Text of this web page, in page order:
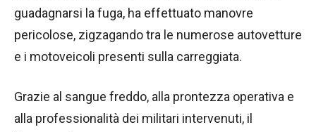
guadagnarsi la fuga, ha effettuato manovre
pericolose, zigzagando tra le numerose autovetture
e i motoveicoli presenti sulla carreggiata.
Grazie al sangue freddo, alla prontezza operativa e
alla professionalità dei militari intervenuti, il